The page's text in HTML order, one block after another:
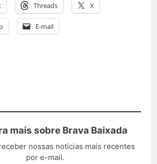
Threads X
E-mail
mais sobre Brava Baixada
nossas notícias mais recentes
por e-mail.